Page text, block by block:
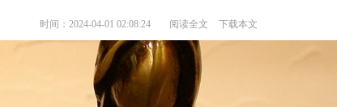
时间：2024-04-01 02:08:24 阅读全文 下载本文